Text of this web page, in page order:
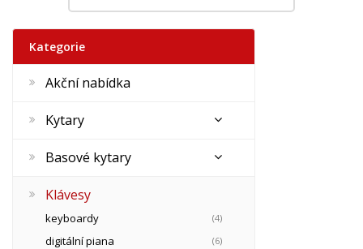
Kategorie
Akční nabídka
Kytary
Basové kytary
Klávesy
keyboardy (4)
digitální piana (6)